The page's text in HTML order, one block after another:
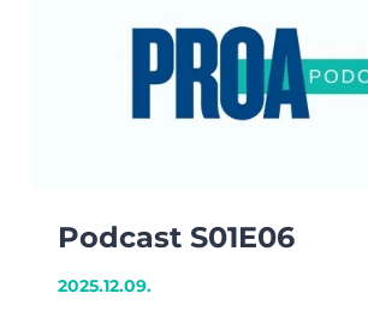
Podcast S01E06
2025.12.09.